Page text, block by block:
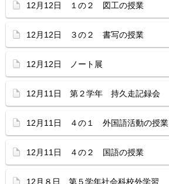
12月12日 １の２ 図工の授業
12月12日 ３の２ 書写の授業
12月12日 ノート展
12月11日 第２学年 持久走記録会
12月11日 ４の１ 外国語活動の授業
12月11日 ４の２ 国語の授業
12月８日 第５学年社会科校外学習